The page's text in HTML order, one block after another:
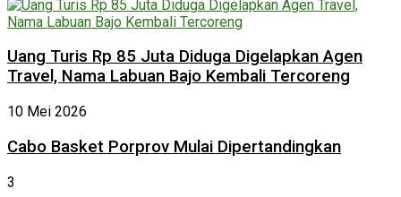
Uang Turis Rp 85 Juta Diduga Digelapkan Agen
Travel, Nama Labuan Bajo Kembali Tercoreng
10 Mei 2026
Cabo Basket Porprov Mulai Dipertandingkan
3